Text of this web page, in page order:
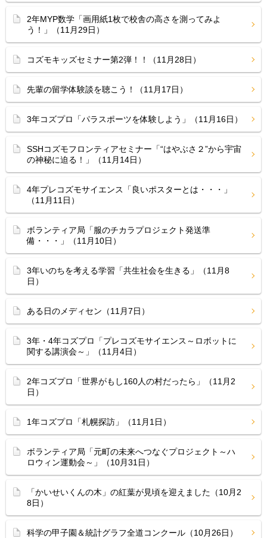
2年MYP数学「画用紙1枚で校舎の高さを測ってみよ
う！」（11月29日）
コズモキッズセミナー第2弾！！（11月28日）
先輩の留学体験談を聴こう！（11月17日）
3年コズプロ「パラスポーツを体験しよう」（11月16日）
SSHコズモフロンティアセミナー「“はやぶさ２”から宇宙
の神秘に迫る！」（11月14日）
4年プレコズモサイエンス「良いポスターとは・・・」
（11月11日）
ボランティア局「服のチカラプロジェクト発送準
備・・・」（11月10日）
3年いのちを考える学習「共生社会を生きる」（11月8
日）
ある日のメディセン（11月7日）
3年・4年コズプロ「プレコズモサイエンス～ロボットに
関する講演会～」（11月4日）
2年コズプロ「世界がもし160人の村だったら」（11月2
日）
1年コズプロ「札幌探訪」（11月1日）
ボランティア局「元町の未来へつなぐプロジェクト～ハ
ロウィン運動会～」（10月31日）
「かいせいくんの木」の紅葉が見頃を迎えました（10月2
8日）
科学の甲子園＆統計グラフ全道コンクール（10月26日）